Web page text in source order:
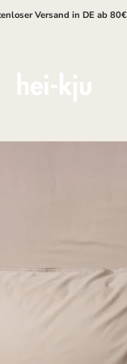
Versand in DE ab 80€